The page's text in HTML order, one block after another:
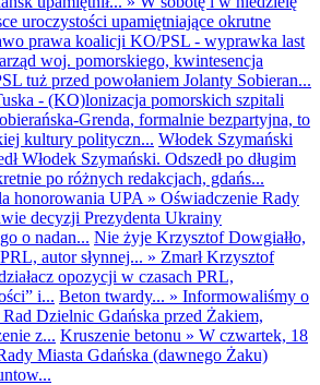
uroczystości upamiętniające okrutne
prawa koalicji KO/PSL - wyprawka last
woj. pomorskiego, kwintesencja
tuż przed powołaniem Jolanty Sobieran...
- (KO)lonizacja pomorskich szpitali
Grenda, formalnie bezpartyjna, to
kultury polityczn... Włodek Szymański
Włodek Szymański. Odszedł po długim
po różnych redakcjach, gdańs...
honorowania UPA » Oświadczenie Rady
decyzji Prezydenta Ukrainy
o nadan... Nie żyje Krzysztof Dowgiałło,
autor słynnej... » Zmarł Krzysztof
opozycji w czasach PRL,
i... Beton twardy... » Informowaliśmy o
Dzielnic Gdańska przed Żakiem,
z... Kruszenie betonu » W czwartek, 18
Miasta Gdańska (dawnego Żaku)